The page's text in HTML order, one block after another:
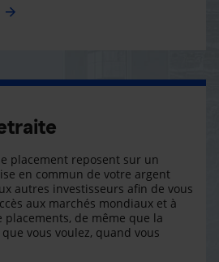
placement reposent sur un
en commun de votre argent
autres investisseurs afin de vous
aux marchés mondiaux et à
de même que la
vous voulez, quand vous